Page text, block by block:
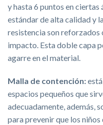
y hasta 6 puntos en ciertas
estándar de alta calidad y
resistencia son reforzados
impacto. Esta doble capa
agarre en el material.
Malla de contención:
espacios pequeños que
adecuadamente, además,
para prevenir que los